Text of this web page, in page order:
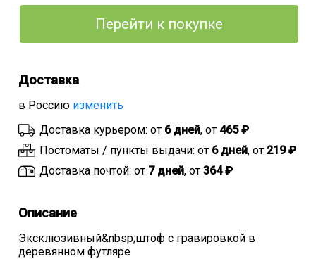
Перейти к покупке
Доставка
в Россию изменить
Доставка курьером: от 6 дней, от 465 ₽
Постоматы / пункты выдачи: от 6 дней, от 219 ₽
Доставка почтой: от 7 дней, от 364 ₽
Описание
Эксклюзивный&nbsp;штоф с гравировкой в
деревянном футляре